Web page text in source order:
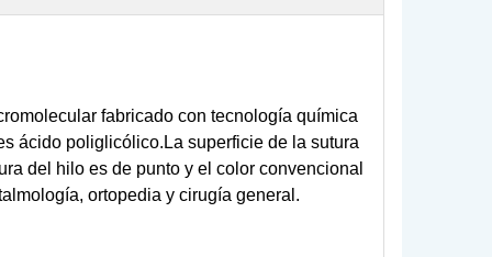
fabricado con tecnología química
ácido poliglicólico.La superficie de la sutura
del hilo es de punto y el color convencional
ortopedia y cirugía general.